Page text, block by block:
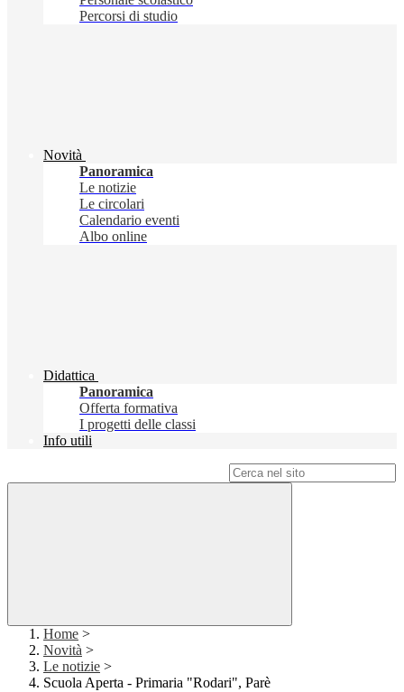
Percorsi di studio
Novità
Panoramica
Le notizie
Le circolari
Calendario eventi
Albo online
Didattica
Panoramica
Offerta formativa
I progetti delle classi
Info utili
Home >
Novità >
Le notizie >
Scuola Aperta - Primaria "Rodari", Parè